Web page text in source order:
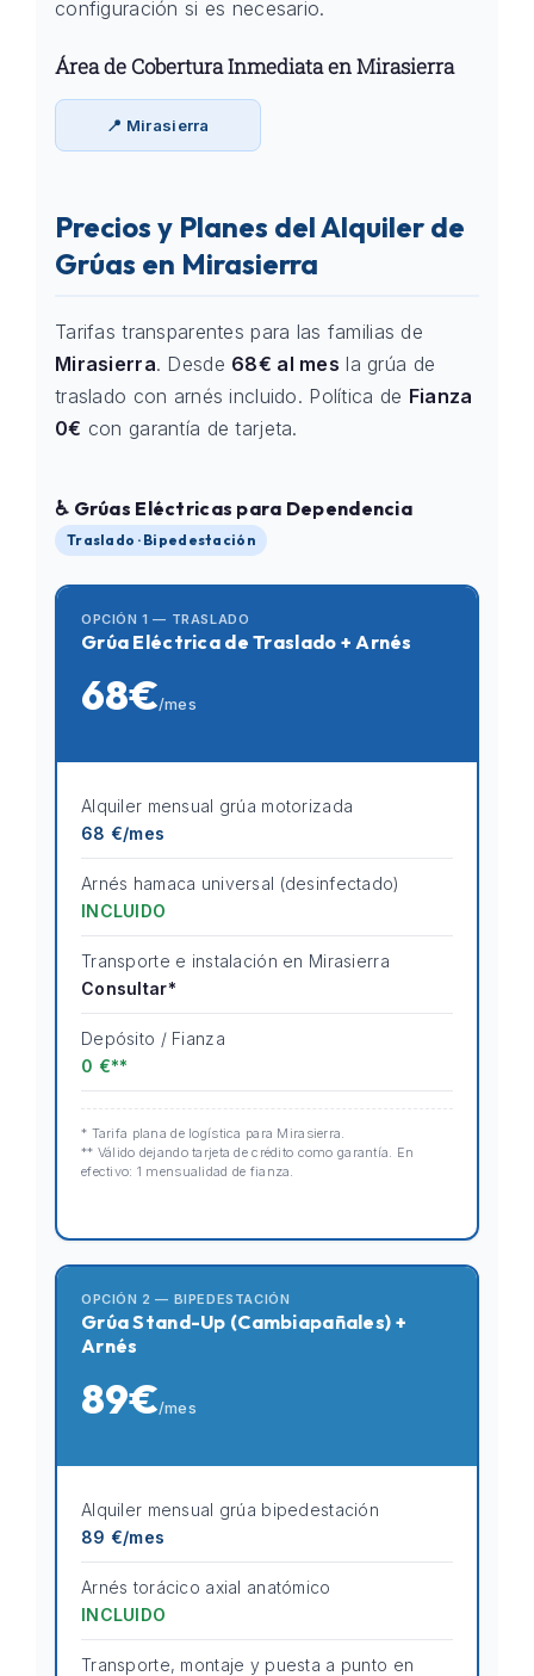
configuración si es necesario.
Área de Cobertura Inmediata en Mirasierra
📍 Mirasierra
Precios y Planes del Alquiler de
Grúas en Mirasierra
Tarifas transparentes para las familias de
Mirasierra. Desde 68€ al mes la grúa de
traslado con arnés incluido. Política de Fianza
0€ con garantía de tarjeta.
♿ Grúas Eléctricas para Dependencia
Traslado · Bipedestación
OPCIÓN 1 — TRASLADO
Grúa Eléctrica de Traslado + Arnés
68€/mes
Alquiler mensual grúa motorizada
68 €/mes
Arnés hamaca universal (desinfectado)
INCLUIDO
Transporte e instalación en Mirasierra
Consultar*
Depósito / Fianza
0 €**
* Tarifa plana de logística para Mirasierra.
** Válido dejando tarjeta de crédito como garantía. En
efectivo: 1 mensualidad de fianza.
OPCIÓN 2 — BIPEDESTACIÓN
Grúa Stand-Up (Cambiapañales) +
Arnés
89€/mes
Alquiler mensual grúa bipedestación
89 €/mes
Arnés torácico axial anatómico
INCLUIDO
Transporte, montaje y puesta a punto en